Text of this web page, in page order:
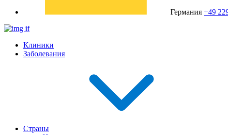
Германия +49
Клиники
Заболевания
Страны